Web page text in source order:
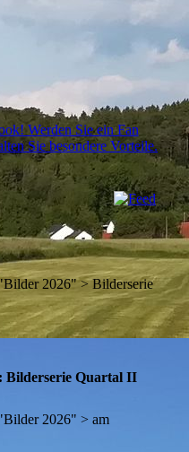
Werden Sie ein Fan
Sie besondere Vorteile.
2026" > Bilderserie
Bilderserie Quartal II
2026" > am